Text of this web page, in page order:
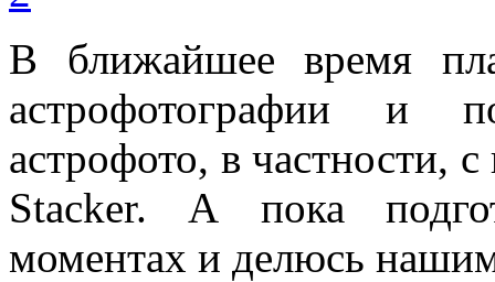
В ближайшее время
астрофотографии и
астрофото, в
Stacker. А пока
моментах и делюсь